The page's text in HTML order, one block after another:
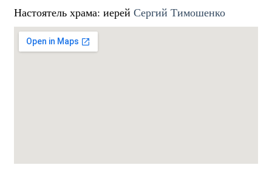
Настоятель храма: иерей Сергий Тимошенко